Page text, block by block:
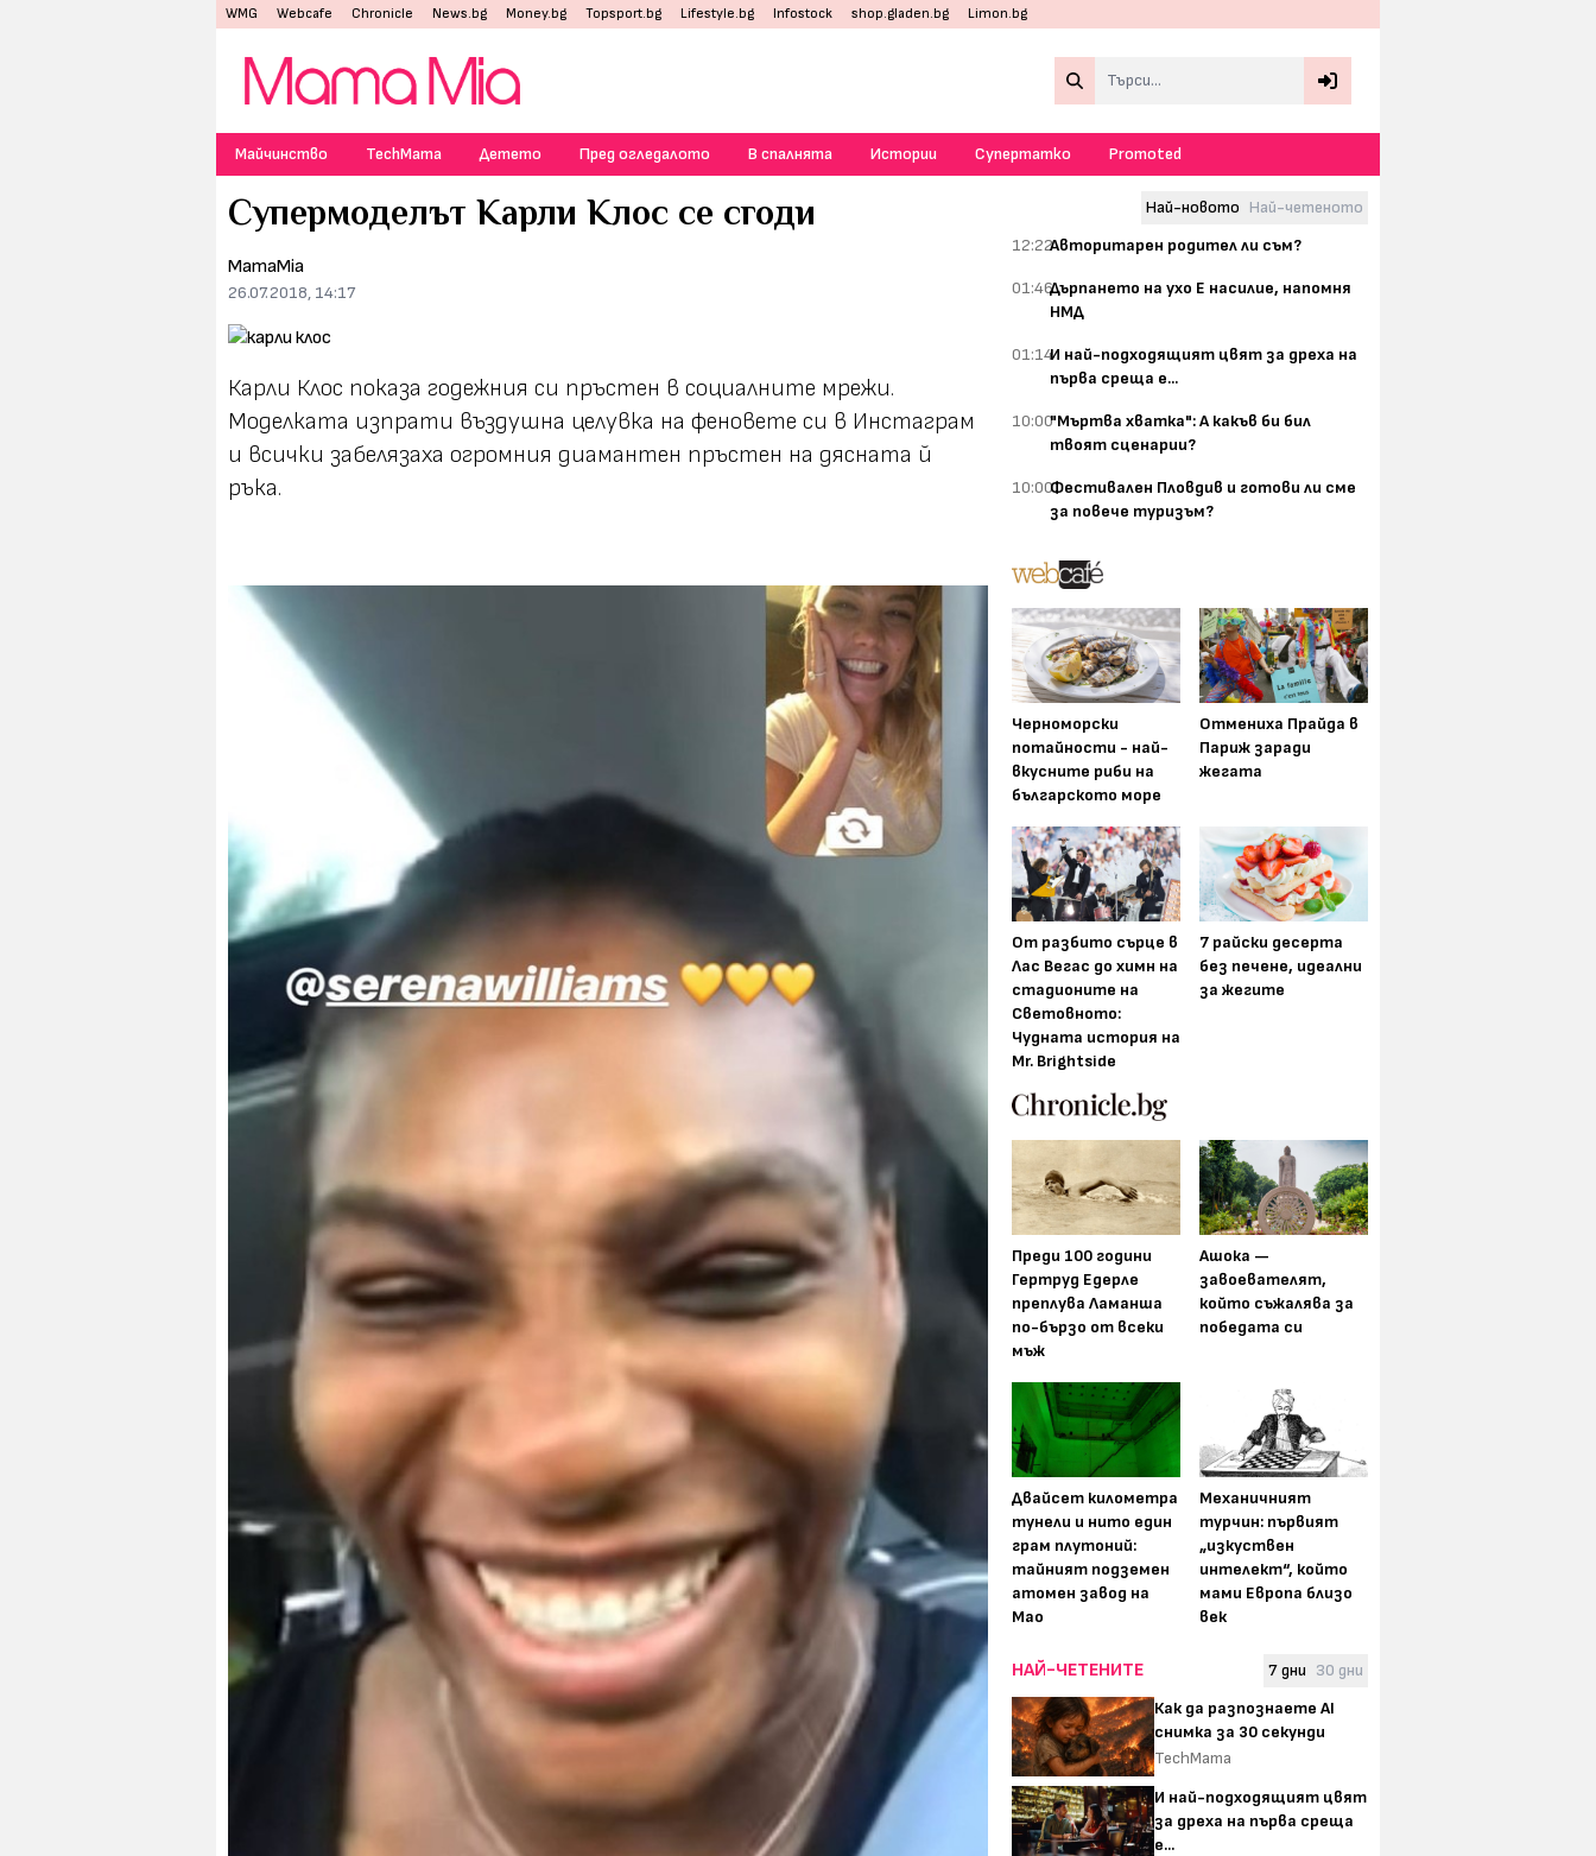
WMG Webcafe Chronicle News.bg Money.bg Topsport.bg Lifestyle.bg Infostock shop.gladen.bg Limon.bg
Майчинство TechMama Детето Пред огледалото В спалнята Истории Супертатко Promoted
Супермоделът Карли Клос се сгоди
MamaMia
26.07.2018, 14:17
Карли Клос показа годежния си пръстен в социалните мрежи.
Моделката изпрати въздушна целувка на феновете си в Инстаграм
и всички забелязаха огромния диамантен пръстен на дясната й
ръка.
Най-новото Най-четеното
12:22Авторитарен родител ли съм?
01:46Дърпането на ухо Е насилие, напомня
НМД
01:14И най-подходящият цвят за дреха на
първа среща е...
10:00"Мъртва хватка": А какъв би бил
твоят сценарии?
10:00Фестивален Пловдив и готови ли сме
за повече туризъм?
Черноморски
потайности - най-
вкусните риби на
българското море
Отмениха Прайда в
Париж заради
жегата
От разбито сърце в
Лас Вегас до химн на
стадионите на
Световното:
Чудната история на
Mr. Brightside
7 райски десерта
без печене, идеални
за жегите
Преди 100 години
Гертруд Едерле
преплува Ламанша
по-бързо от всеки
мъж
Ашока —
завоевателят,
който съжалява за
победата си
Двайсет километра
тунели и нито един
грам плутоний:
тайният подземен
атомен завод на
Мао
Механичният
турчин: първият
„изкуствен
интелект“, който
мами Европа близо
век
НАЙ-ЧЕТЕНИТЕ 7 дни 30 дни
Как да разпознаете AI
снимка за 30 секунди
TechMama
И най-подходящият цвят
за дреха на първа среща
е...